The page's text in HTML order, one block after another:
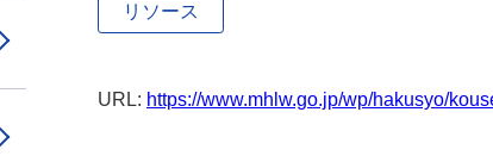
リソース
URL: https://www.mhlw.go.jp/wp/hakusyo/